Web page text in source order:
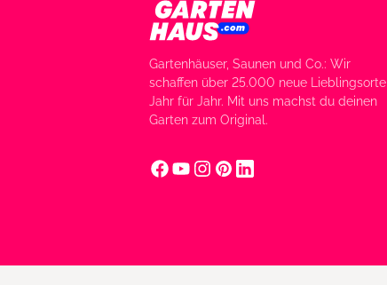
Gartenhäuser, Saunen und Co.: Wir
schaffen über 25.000 neue Lieblingsorte
Jahr für Jahr. Mit uns machst du deinen
Garten zum Original.